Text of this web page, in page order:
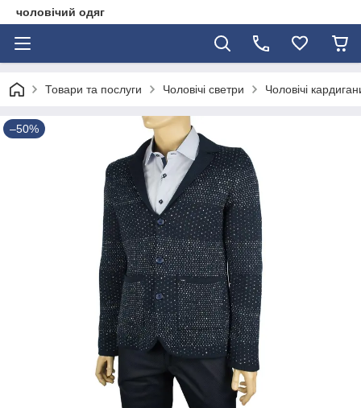
чоловічий одяг
Товари та послуги Чоловічі светри Чоловічі
–50%